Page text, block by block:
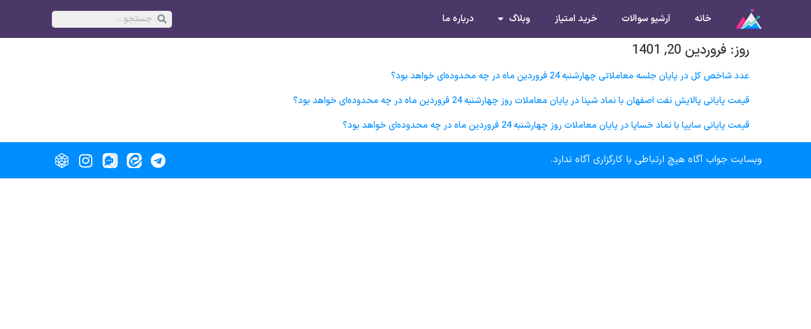
خانه آرشیو سوالات خرید امتیاز وبلاگ درباره ما
روز: فروردین 20, 1401
عدد شاخص کل در پایان جلسه معاملاتی چهارشنبه 24 فروردین ماه در چه محدوده‌ای خواهد بود؟
قیمت پایانی پالايش نفت اصفهان با نماد شپنا در پایان معاملات روز چهارشنبه 24 فروردین ماه در چه محدوده‌ای خواهد بود؟
قیمت پایانی سایپا با نماد خساپا در پایان معاملات روز چهارشنبه 24 فروردین ماه در چه محدوده‌ای خواهد بود؟
وبسایت جواب آگاه هیچ ارتباطی با کارگزاری آگاه ندارد.